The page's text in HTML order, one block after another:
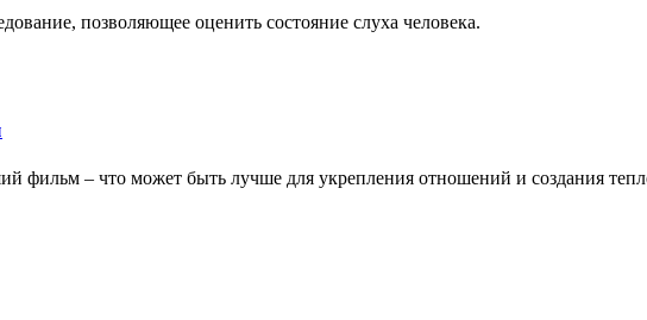
позволяющее оценить состояние слуха человека.
фильм – что может быть лучше для укрепления отношений и создания